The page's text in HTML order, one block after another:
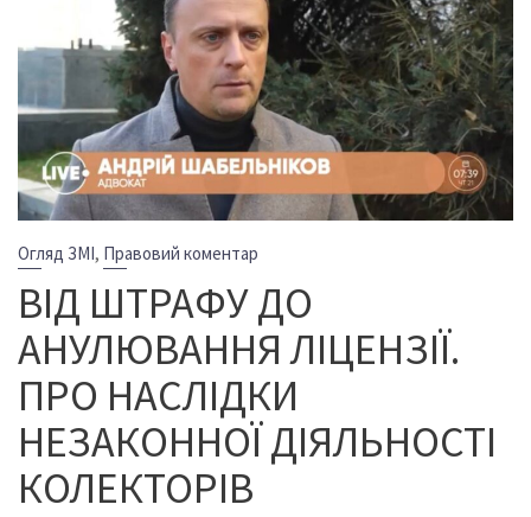
Огляд ЗМІ, Правовий коментар
ВІД ШТРАФУ ДО
АНУЛЮВАННЯ ЛІЦЕНЗІЇ.
ПРО НАСЛІДКИ
НЕЗАКОННОЇ ДІЯЛЬНОСТІ
КОЛЕКТОРІВ